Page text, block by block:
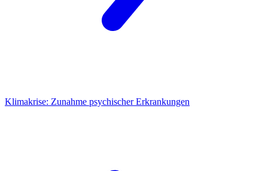
Klimakrise: Zunahme psychischer Erkrankungen